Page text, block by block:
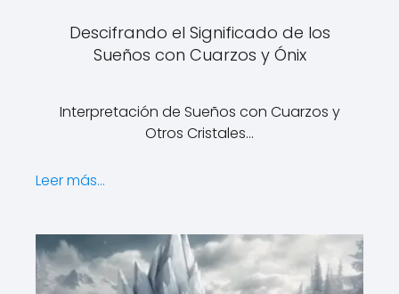
Descifrando el Significado de los
Sueños con Cuarzos y Ónix
Interpretación de Sueños con Cuarzos y
Otros Cristales…
Leer más...